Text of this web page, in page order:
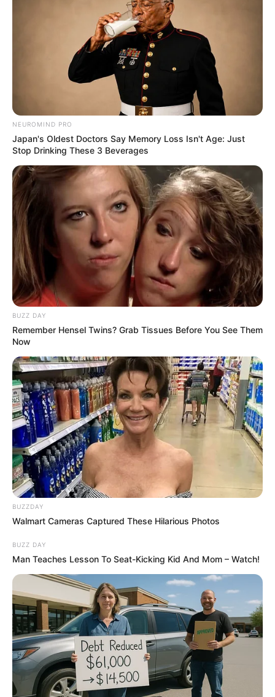
คนโบราณเชื่อกันว่า จะอยู่คอยรักษาเด็กที่เพิ่งเกิด
ใหม่ทุกคน ไม่ว่าเด็กคนนั้นจะเกิดวันอะไรก็ตาม แต่ทั้งนี้ทั้ง
นั้นวิญญาณแม่ซื้อก็จะให้ทั้งคุณและโทษ ในส่วนที่เป็นคุณ
คือ ในเวลาที่เด็กซุกซนแล้วเกิดอุบัติเหตุ เช่น ตกลงมาจาก
ที่สูงหรือหกล้ม วิญญาณแม่ซื้อก็จะเข้าไปช่วยรองรับ ทำให้
เด็กปลอดภัยและไม่เป็นอะไรมาก ในส่วนที่เป็นโทษก็คือ
แม่ซื้อนั้นมักจะกวนเด็กให้งอแงอยู่บ่อยๆ
หากลองสักเกตดูเด็กทารกที่นอนอยู่ในเบาะหรือในเปล
บางทีเด็กก็จะหัวเราะขึ้นมาเองด้วยอารมณ์ดี หรือ อยู่ๆ ก็จะ
ร้องไห้ออกมา นั่นแหละที่เรียกว่า “แม่ซื้อมาเล่นด้วย” และ
ด้วยความเป็นวิญญาณซึ่งมีหน้าตาที่ดุดัน บางครั้งแม่ซื้อก็
เป็นสาเหตุทำให้เด็กตกใจเสียขวัญได้เช่นกัน เรามา
ทำความรู้จักกับแม่ซื้อประจำวันเกิดกันค่ะ ว่าจะมีรูปลักษณ์
แตกต่างกันอย่างไรบ้าง
แม่ซื้อ ประจำวันเกิด
แม่ซื้อประจำวันอาทิตย์
ชื่อ “วิจิตรนาวัน” กายเป็นเทพธิดา หน้าเป็นราชสีห์ ทรง
อาภรณ์สีทอง กายสีแดง มือถือพัด
แม่ซื้อประจำวันจันทร์
ชื่อ “วัณณนงคราญ” กายเป็นเทพธิดา หน้าเป็นม้า ทรง
อาภรณ์สีทอง กายสีขาวนวล มือถือพัด
แม่ซื้อประจำวันอังคาร
NEUROMIND PRO
Japan's Oldest Doctors Say Memory Loss Isn't Age: Just
Stop Drinking These 3 Beverages
BUZZ DAY
Remember Hensel Twins? Grab Tissues Before You See Them
Now
BUZZDAY
Walmart Cameras Captured These Hilarious Photos
BUZZ DAY
Man Teaches Lesson To Seat-Kicking Kid And Mom – Watch!